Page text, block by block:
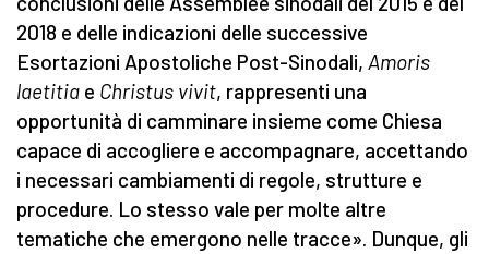
2018 e delle indicazioni delle successive
Esortazioni Apostoliche Post-Sinodali, Amoris
laetitia e Christus vivit, rappresenti una
opportunità di camminare insieme come Chiesa
capace di accogliere e accompagnare, accettando
i necessari cambiamenti di regole, strutture e
procedure. Lo stesso vale per molte altre
tematiche che emergono nelle tracce». Dunque, gli